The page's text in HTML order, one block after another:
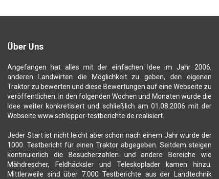
Über Uns
Angefangen hat alles mit der einfachen Idee im Jahr 2006,
anderen Landwirten die Möglichkeit zu geben, den eigenen
Traktor zu bewerten und diese Bewertungen auf eine Webseite zu
veröffentlichen. In den folgenden Wochen und Monaten wurde die
Idee weiter konkretisiert und schließlich am 01.08.2006 mit der
Webseite www.schlepper-testberichte.de realisiert.
Jeder Start ist nicht leicht aber schon nach einem Jahr wurde der
1000. Testbericht für einen Traktor abgegeben. Seitdem steigen
kontinuierlich die Besucherzahlen und andere Bereiche wie
Mähdrescher, Feldhäcksler und Teleskoplader kamen hinzu.
Mittlerweile sind über 7.000 Testberichte aus der Landtechnik